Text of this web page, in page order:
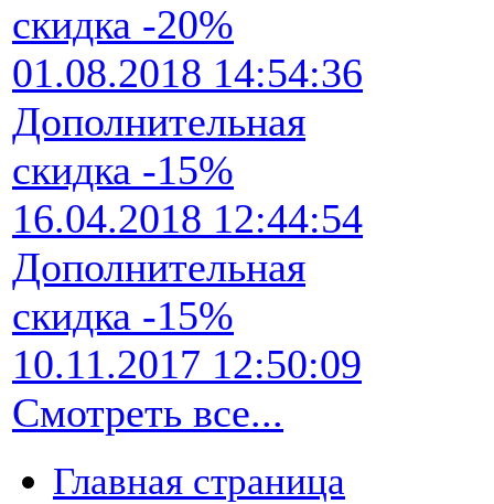
скидка -20%
01.08.2018 14:54:36
Дополнительная
скидка -15%
16.04.2018 12:44:54
Дополнительная
скидка -15%
10.11.2017 12:50:09
Смотреть все...
Главная страница